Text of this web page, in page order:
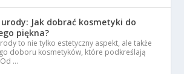
Jak dobrać kosmetyki do
piękna?
to nie tylko estetyczny aspekt, ale także
doboru kosmetyków, które podkreślają
…